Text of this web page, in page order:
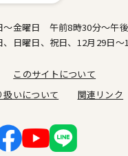
～金曜日 午前8時30分～午
日曜日、祝日、12月29日～
このサイトについて
いについて
関連リンク